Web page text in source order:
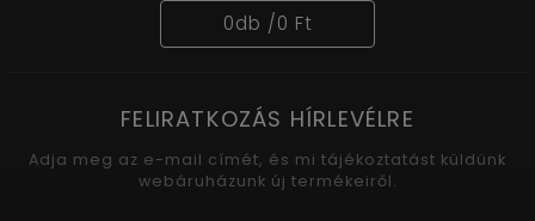
0db /0 Ft
FELIRATKOZÁS HÍRLEVÉLRE
Adja meg az e-mail címét, és mi tájékoztatást küldünk
webáruházunk új termékeiről.